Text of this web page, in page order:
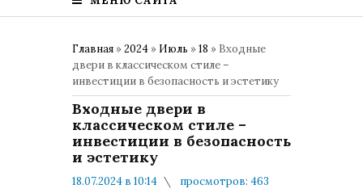
Главная »2024 » Июль »18 » Входные
двери в классическом стиле –
инвестиции в безопасность и эстетику
Входные двери в
классическом стиле –
инвестиции в безопасность
и эстетику
18.07.2024 в 10:14
просмотров: 463